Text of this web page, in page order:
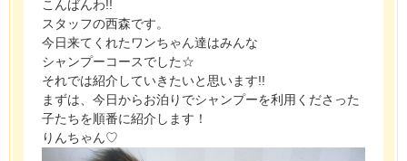
こんばんわ!!
スタッフの西森です。
今日来てくれたワンちゃん達はみんな
シャンプーコースでした☆
それでは紹介していきたいと思います!!
まずは、今日からお泊りでシャンプーを利用くださった
子たちを順番に紹介します！
りんちゃん♡